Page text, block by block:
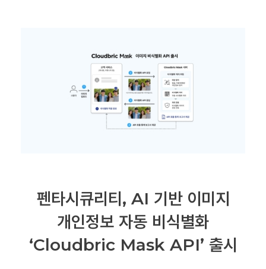
펜타시큐리티, AI 기반 이미지
개인정보 자동 비식별화
‘Cloudbric Mask API’ 출시